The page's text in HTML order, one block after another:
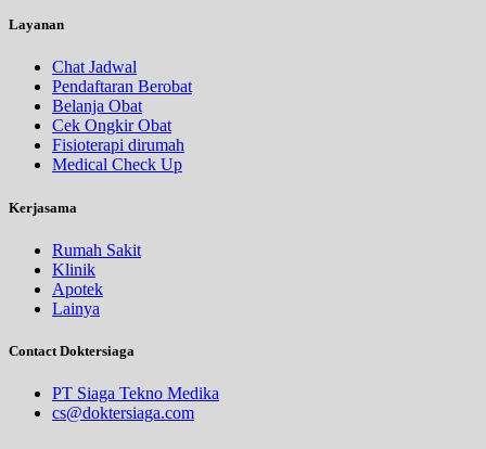
Layanan
Chat Jadwal
Pendaftaran Berobat
Belanja Obat
Cek Ongkir Obat
Fisioterapi dirumah
Medical Check Up
Kerjasama
Rumah Sakit
Klinik
Apotek
Lainya
Contact Doktersiaga
PT Siaga Tekno Medika
cs@doktersiaga.com